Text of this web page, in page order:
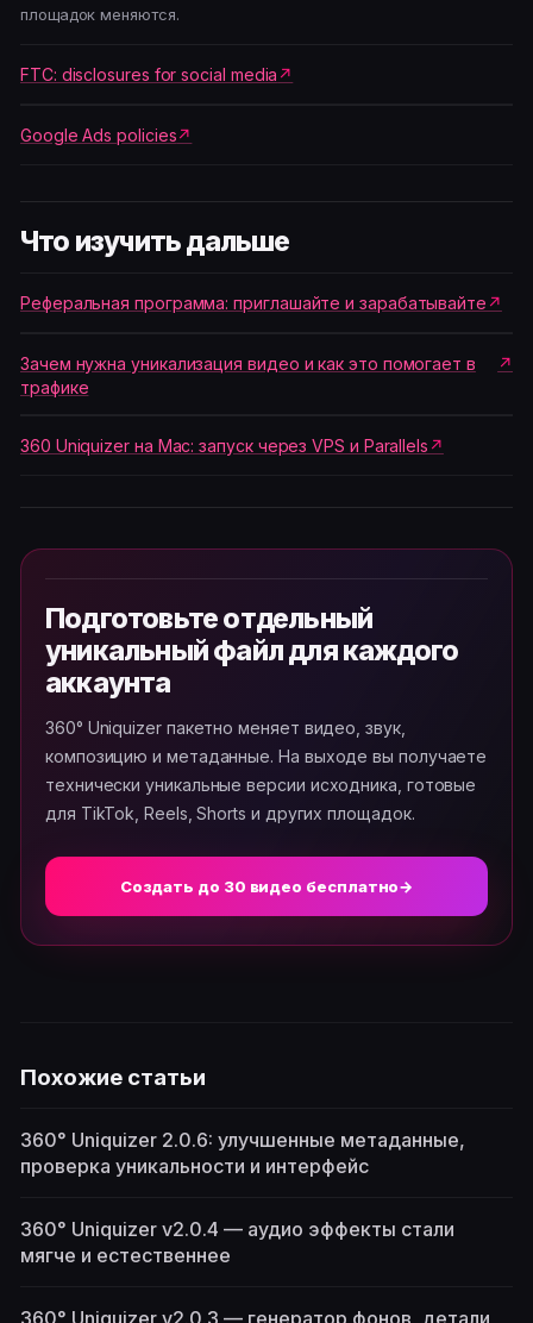
площадок меняются.
FTC: disclosures for social media
Google Ads policies
Что изучить дальше
Реферальная программа: приглашайте и зарабатывайте
Зачем нужна уникализация видео и как это помогает в
трафике
360 Uniquizer на Mac: запуск через VPS и Parallels
Подготовьте отдельный
уникальный файл для каждого
аккаунта
360° Uniquizer пакетно меняет видео, звук,
композицию и метаданные. На выходе вы получаете
технически уникальные версии исходника, готовые
для TikTok, Reels, Shorts и других площадок.
Создать до 30 видео бесплатно→
Похожие статьи
360° Uniquizer 2.0.6: улучшенные метаданные,
проверка уникальности и интерфейс
360° Uniquizer v2.0.4 — аудио эффекты стали
мягче и естественнее